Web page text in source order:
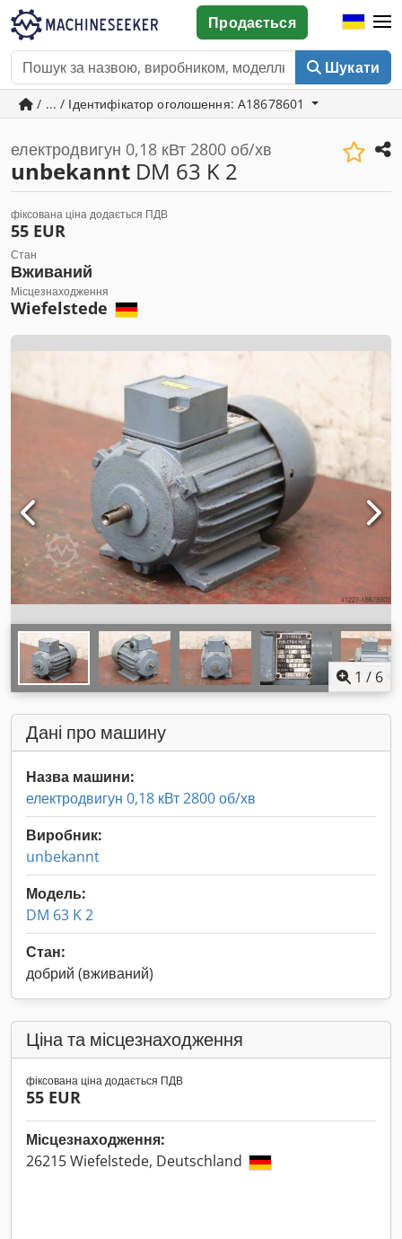
Шукати
Продається
/ ... / Ідентифікатор оголошення: A18678601
електродвигун 0,18 кВт 2800 об/хв
unbekannt DM 63 K 2
фіксована ціна додається ПДВ
55 EUR
Стан
Вживаний
Місцезнаходження
Wiefelstede
1 / 6
Дані про машину
Назва машини:
електродвигун 0,18 кВт 2800 об/хв
Виробник:
unbekannt
Модель:
DM 63 K 2
Стан:
добрий (вживаний)
Ціна та місцезнаходження
фіксована ціна додається ПДВ
55 EUR
Місцезнаходження:
26215 Wiefelstede, Deutschland